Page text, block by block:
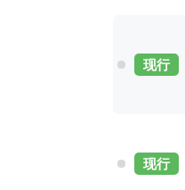
现行
现行